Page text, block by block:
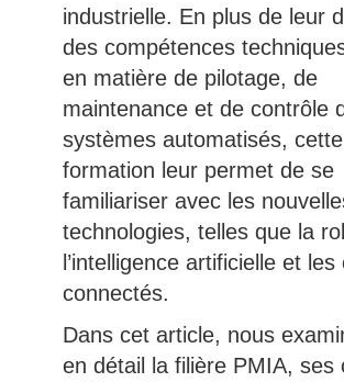
industrielle. En plus de leur
des compétences
en matière de pilotage, de
maintenance et de contrôle
systèmes automatisés, cette
formation leur permet de se
familiariser avec les
technologies, telles que la
l’intelligence artificielle et les
connectés.
Dans cet article, nous
en détail la filière PMIA, ses